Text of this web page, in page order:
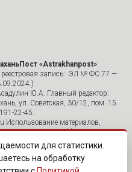
«Astrakhanpost»
реестровая запись: ЭЛ № ФС 77 —
Ю.А. Главный редактор:
ул. Советская, 30/12, пом. 15
22-45.
Использование материалов,
издания «Astrakhanpost»,
источника и публикацией
Astrakhanpost.ru. Комментарии
редактирования.
для статистики.
на обработку